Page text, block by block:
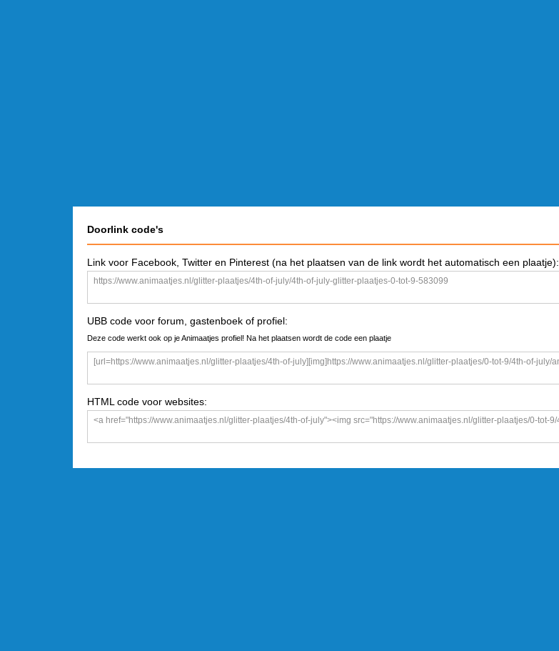
Doorlink code's
Link voor Facebook, Twitter en Pinterest (na het plaatsen van de link wordt het automatisch een plaatje):
UBB code voor forum, gastenboek of profiel:
Deze code werkt ook op je Animaatjes profiel! Na het plaatsen wordt de code een plaatje
HTML code voor websites: